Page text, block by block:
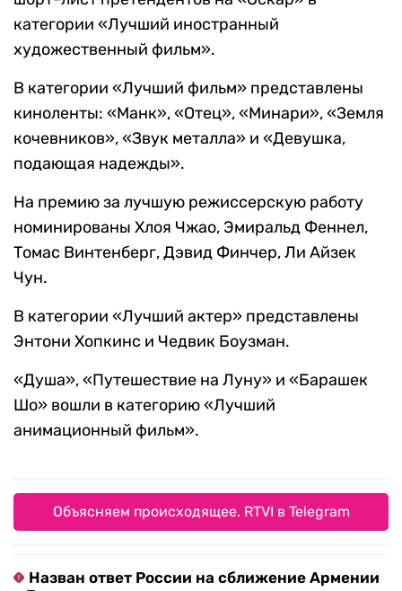
категории «Лучший иностранный
художественный фильм».
В категории «Лучший фильм» представлены
киноленты: «Манк», «Отец», «Минари», «Земля
кочевников», «Звук металла» и «Девушка,
подающая надежды».
На премию за лучшую режиссерскую работу
номинированы Хлоя Чжао, Эмиральд Феннел,
Томас Винтенберг, Дэвид Финчер, Ли Айзек
Чун.
В категории «Лучший актер» представлены
Энтони Хопкинс и Чедвик Боузман.
«Душа», «Путешествие на Луну» и «Барашек
Шо» вошли в категорию «Лучший
анимационный фильм».
Объясняем происходящее. RTVI в Telegram
Назван ответ России на сближение Армении